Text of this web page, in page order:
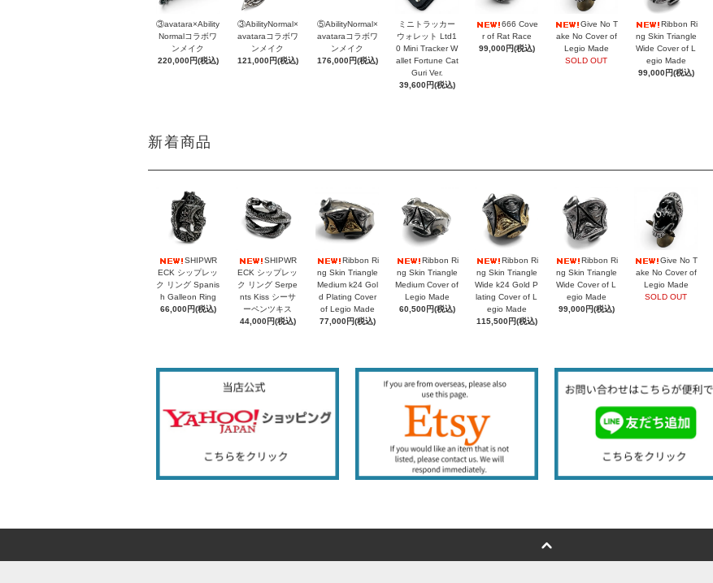
③avatara×Ability
Normalコラボワ
ンメイク
220,000円(税込)
③AbilityNormal×
avataraコラボワ
ンメイク
121,000円(税込)
⑤AbilityNormal×
avataraコラボワ
ンメイク
176,000円(税込)
ミニトラッカー
ウォレット Ltd1
0 Mini Tracker W
allet Fortune Cat
Guri Ver.
39,600円(税込)
666 Cove
r of Rat Race
99,000円(税込)
Give No T
ake No Cover of
Legio Made
SOLD OUT
Ribbon Ri
ng Skin Triangle
Wide Cover of L
egio Made
99,000円(税込)
新着商品
SHIPWR
ECK シップレッ
ク リング Spanis
h Galleon Ring
66,000円(税込)
SHIPWR
ECK シップレッ
ク リング Serpe
nts Kiss シーサ
ーペンツキス
44,000円(税込)
Ribbon Ri
ng Skin Triangle
Medium k24 Gol
d Plating Cover
of Legio Made
77,000円(税込)
Ribbon Ri
ng Skin Triangle
Medium Cover of
Legio Made
60,500円(税込)
Ribbon Ri
ng Skin Triangle
Wide k24 Gold P
lating Cover of L
egio Made
115,500円(税込)
Ribbon Ri
ng Skin Triangle
Wide Cover of L
egio Made
99,000円(税込)
Give No T
ake No Cover of
Legio Made
SOLD OUT